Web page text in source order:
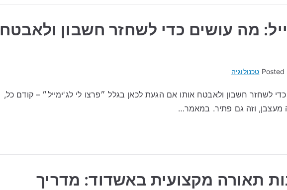
מה עושים כדי לשחזר חשבון ולאבטח
Posted טכנולוגיה
כדי לשחזר חשבון ולאבטח אותו אם הגעת לכאן בגלל ״פרצו לי לג'ימייל״ – קודם כל,
מעצבן, וזה גם פתיר. במאמר…
תאורה מקצועית באשדוד: מדריך